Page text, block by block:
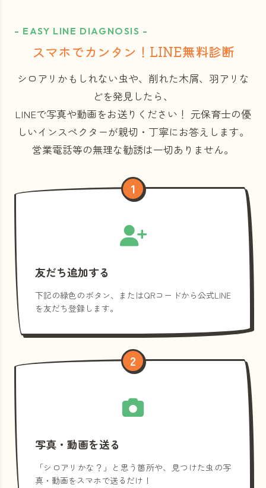
- EASY LINE DIAGNOSIS -
スマホでカンタン！LINE無料診断
シロアリかもしれない虫や、削れた木屑、羽アリな
どを発見したら、
LINEで写真や動画をお送りください！ 元保育士の優
しいインスペクターが親切・丁寧にお答えします。
営業電話等の無理な勧誘は一切ありません。
1
友だち追加する
下記の緑色のボタン、またはQRコードから公式LINE
を友だち登録します。
2
写真・動画を送る
「シロアリかな？」と思う箇所や、見つけた虫の写
真・動画をスマホで送るだけ！